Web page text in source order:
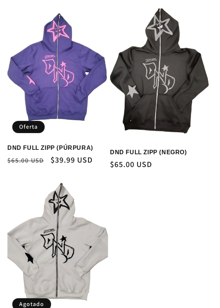
oferta
Oferta
DND FULL ZIPP (PÚRPURA)
Precio
$65.00 USD
Precio
oferta
$39.99 USD
DND FULL ZIPP (NEGRO)
Precio
$65.00 USD
Agotado